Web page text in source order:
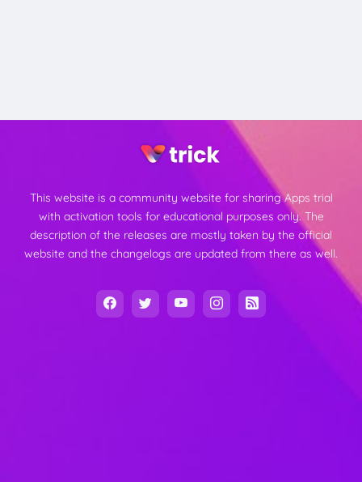
This website is a community website for sharing Apps trial
with activation tools for educational purposes only. The
description of the releases are mostly taken by the official
website and the changelogs are updated from there as well.